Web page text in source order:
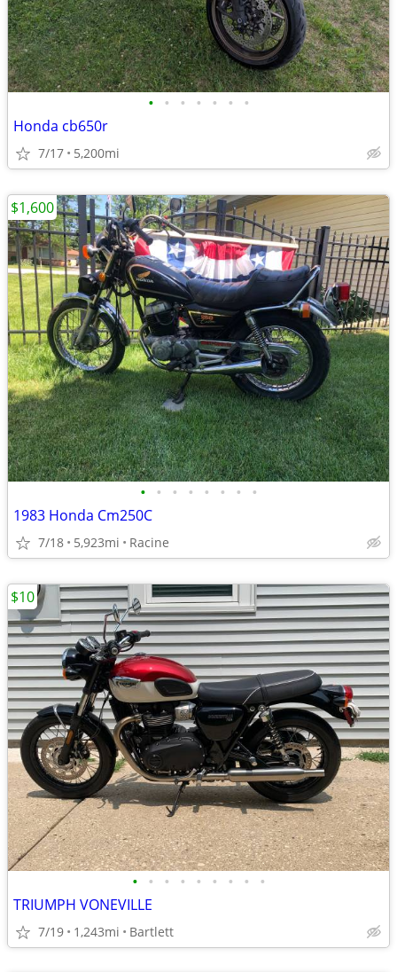
• • • • • • •
Honda cb650r
7/17 5,200mi
• • • • • • • •
1983 Honda Cm250C
7/18 5,923mi Racine
$1,600
• • • • • • • • •
TRIUMPH VONEVILLE
7/19 1,243mi Bartlett
$10